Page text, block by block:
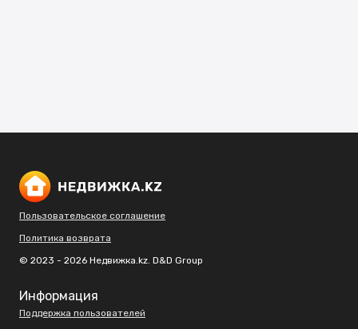
Пользовательское соглашение
Политика возврата
© 2023 - 2026 Недвижка.kz. D&D Group
Информация
Поддержка пользователей